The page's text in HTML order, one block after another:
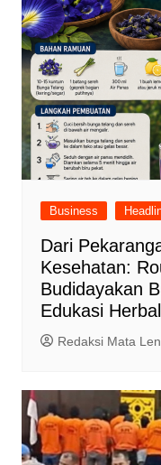
Business
Dari
Kesehatan:
Budidayakan
Edukasi
Redaksi Mata